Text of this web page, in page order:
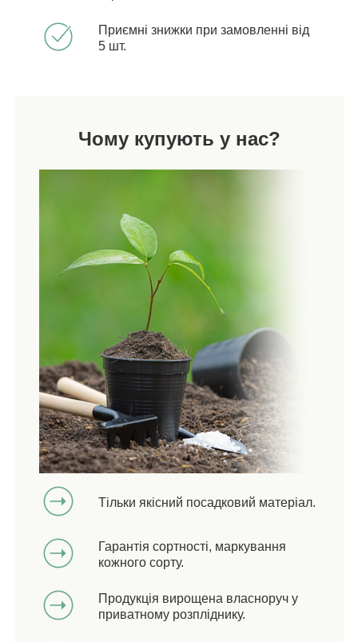
Приємні знижки при замовленні від
5 шт.
Чому купують у нас?
Тільки якісний посадковий матеріал.
Гарантія сортності, маркування
кожного сорту.
Продукція вирощена власноруч у
приватному розпліднику.